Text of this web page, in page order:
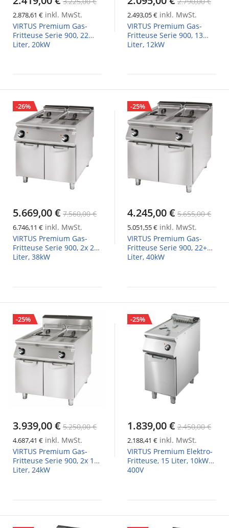
2.878,61 € inkl. MwSt.
VIRTUS Premium Gas-
Fritteuse Serie 900, 22
Liter, 20kW
2.493,05 € inkl. MwSt.
VIRTUS Premium Gas-
Fritteuse Serie 900, 13
Liter, 12kW
-26%
5.669,00 € 7.560,00 €
6.746,11 € inkl. MwSt.
VIRTUS Premium Gas-
Fritteuse Serie 900, 2x 21
Liter, 38kW
-25%
4.245,00 € 5.655,00 €
5.051,55 € inkl. MwSt.
VIRTUS Premium Gas-
Fritteuse Serie 900, 22+22
Liter, 40kW
-25%
3.939,00 € 5.250,00 €
4.687,41 € inkl. MwSt.
VIRTUS Premium Gas-
Fritteuse Serie 900, 2x 13
Liter, 24kW
-25%
1.839,00 € 2.450,00 €
2.188,41 € inkl. MwSt.
VIRTUS Premium Elektro-
Fritteuse, 15 Liter, 10kW
400V